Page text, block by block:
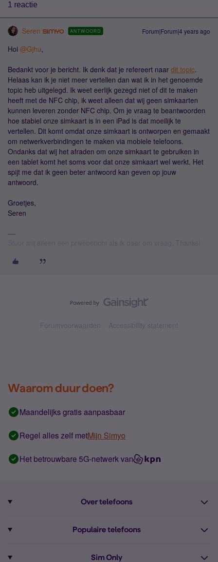
1 reactie
Seren ANTWOORD Forum|Forum|4 years ago
Hoi @Gjhu,
Bedankt voor je bericht. Ik denk dat je refereert naar dit topic.
Helaas kan ik je niet meer vertellen dan wat ik in het genoemde
topic heb uitgelegd. Ik weet eerlijk gezegd niet of dit te maken
heeft met de NFC chip, ik weet alleen dat wij geen simkaarten
kunnen leveren zonder NFC chip. Om je vraag te beantwoorden
hoe stabiel onze simkaart is in een iPad is dat moeilijk te
vertellen. Dit komt omdat onze simkaart is ontworpen en gemaakt
om netwerkverbindingen te maken via mobiele telefoons.
Ondanks dat wij het afraden om onze simkaart te gebruiken in
een tablet komt het soms voor dat onze simkaart wel werkt. Het
spijt me dat ik geen beter antwoord kan geven op jouw
antwoord.
Groetjes,
Seren
Forumvoorwaarden Accessibility statement
Waarom duur doen?
Maandelijks gratis aanpasbaar
Regel alles zelf metMijn Simyo
Het betrouwbare 5G-netwerk van
Over telefoons
Populaire telefoons
Sim Only